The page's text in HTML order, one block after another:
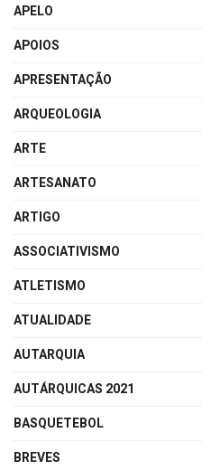
APELO
APOIOS
APRESENTAÇÃO
ARQUEOLOGIA
ARTE
ARTESANATO
ARTIGO
ASSOCIATIVISMO
ATLETISMO
ATUALIDADE
AUTARQUIA
AUTÁRQUICAS 2021
BASQUETEBOL
BREVES